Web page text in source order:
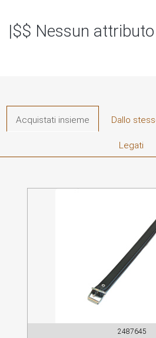
|$$ Nessun
Acquistati insieme Dallo
Legati
2487645